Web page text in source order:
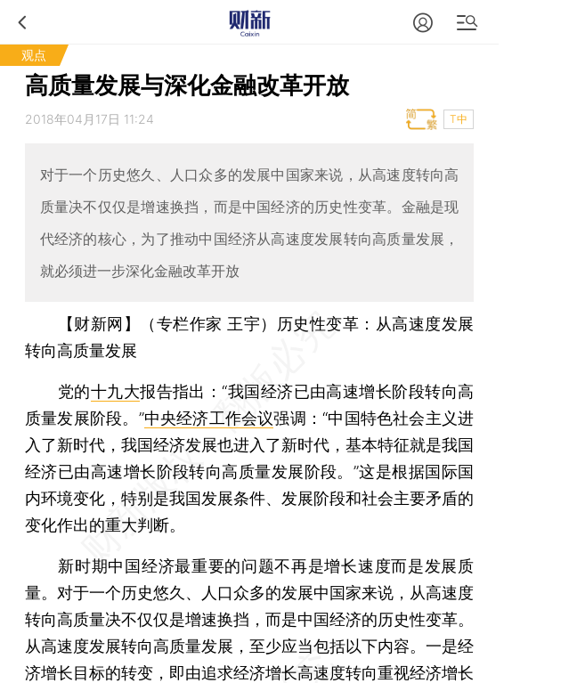
观点
高质量发展与深化金融改革开放
2018年04月17日 11:24 T中
对于一个历史悠久、人口众多的发展中国家来说，从高速度转向高
质量决不仅仅是增速换挡，而是中国经济的历史性变革。金融是现
代经济的核心，为了推动中国经济从高速度发展转向高质量发展，
就必须进一步深化金融改革开放
【财新网】（专栏作家 王宇）历史性变革：从高速度发展
转向高质量发展
党的十九大报告指出：“我国经济已由高速增长阶段转向高
质量发展阶段。”中央经济工作会议强调：“中国特色社会主义进
入了新时代，我国经济发展也进入了新时代，基本特征就是我国
经济已由高速增长阶段转向高质量发展阶段。”这是根据国际国
内环境变化，特别是我国发展条件、发展阶段和社会主要矛盾的
变化作出的重大判断。
新时期中国经济最重要的问题不再是增长速度而是发展质
量。对于一个历史悠久、人口众多的发展中国家来说，从高速度
转向高质量决不仅仅是增速换挡，而是中国经济的历史性变革。
从高速度发展转向高质量发展，至少应当包括以下内容。一是经
济增长目标的转变，即由追求经济增长高速度转向重视经济增长